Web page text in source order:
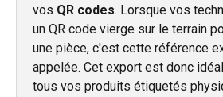
vos QR codes. Lorsque vos
un QR code vierge sur le terrain
une pièce, c'est cette référence
appelée. Cet export est donc
tous vos produits étiquetés